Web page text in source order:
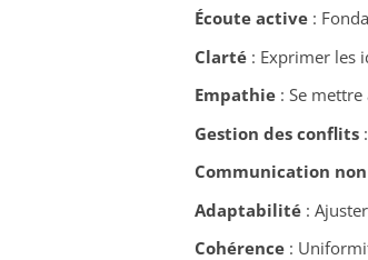
Écoute active:
Clarté: Exprimer les
Empathie: Se mettre
Gestion des conflits:
Communication
Adaptabilité:
Cohérence: